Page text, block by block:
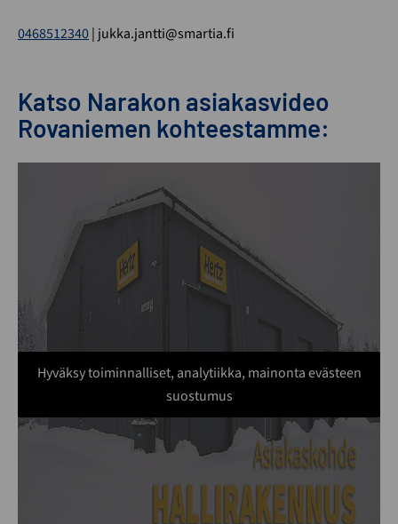
0468512340| jukka.jantti@smartia.fi
Katso Narakon asiakasvideo
Rovaniemen kohteestamme:
Hyväksy toiminnalliset, analytiikka, mainonta evästeen
suostumus